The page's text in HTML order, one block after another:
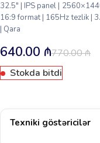
32.5″ | IPS panel |
16:9 format | 165Hz tezlik |
| Qara
770.00₼
640.00 ₼
Stokda bitdi
Texniki göstəricilər